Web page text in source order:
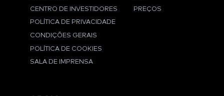
CENTRO DE INVESTIDORES
POLÍTICA DE PRIVACIDADE
CONDIÇÕES GERAIS
POLÍTICA DE COOKIES
SALA DE IMPRENSA
PREÇOS